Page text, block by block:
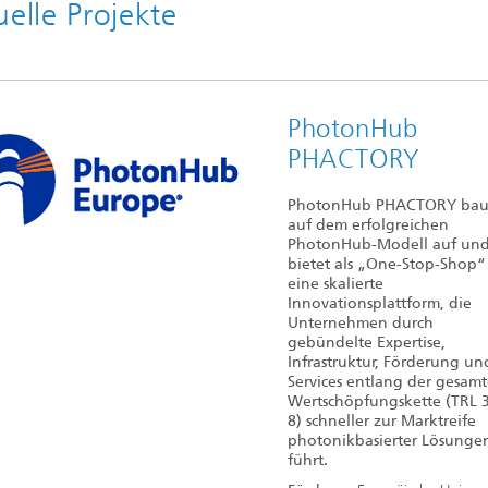
Projekte
PhotonHub
PHACTORY
PhotonHub PHACTORY
auf dem erfolgreichen
PhotonHub-Modell auf
bietet als „One-Stop-Shop“
eine skalierte
Innovationsplattform, die
Unternehmen durch
gebündelte Expertise,
Infrastruktur, Förderung
Services entlang der
Wertschöpfungskette (TRL
8) schneller zur Marktreife
photonikbasierter
führt.